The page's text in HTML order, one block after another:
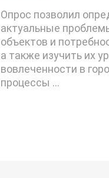
Опрос позволил
актуальные
объектов и
а также изучить их
вовлеченности в
процессы ...